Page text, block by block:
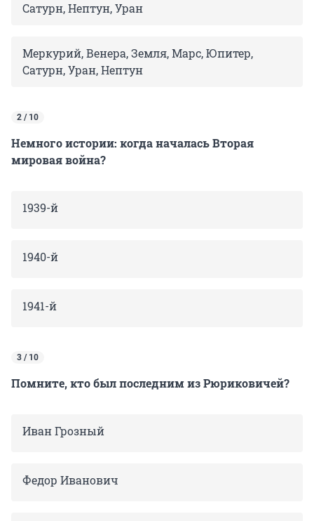
Сатурн, Нептун, Уран
Меркурий, Венера, Земля, Марс, Юпитер,
Сатурн, Уран, Нептун
2 / 10
Немного истории: когда началась Вторая
мировая война?
1939-й
1940-й
1941-й
3 / 10
Помните, кто был последним из Рюриковичей?
Иван Грозный
Федор Иванович